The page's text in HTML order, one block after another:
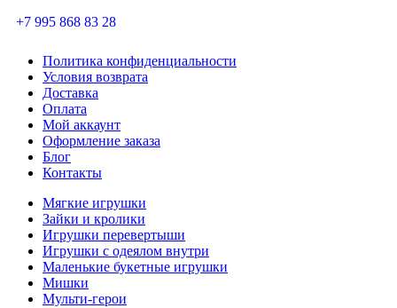
+7 995 868 83 28
Политика конфиденциальности
Условия возврата
Доставка
Оплата
Мой аккаунт
Оформление заказа
Блог
Контакты
Мягкие игрушки
Зайки и кролики
Игрушки перевертыши
Игрушки с одеялом внутри
Маленькие букетные игрушки
Мишки
Мульти-герои